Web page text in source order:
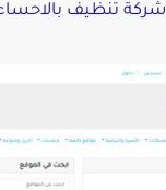
شركة تنظيف بالاحساء